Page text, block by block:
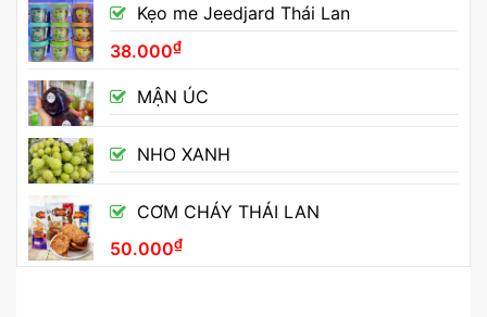
Kẹo me Jeedjard Thái Lan
38.000₫
MẬN ÚC
NHO XANH
CƠM CHÁY THÁI LAN
50.000₫